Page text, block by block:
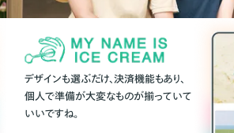
デザインも選ぶだけ、決済機能もあり、
個人で準備が大変なものが揃っていて
いいですね。